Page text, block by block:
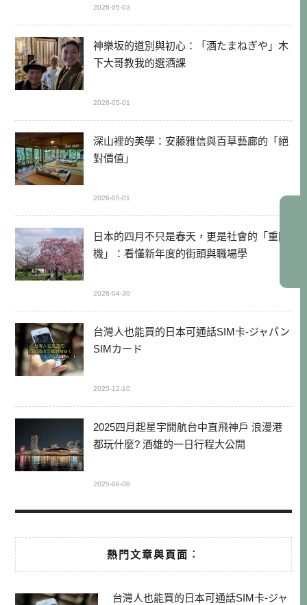
2026-05-03
神樂坂的道別與初心：「酒たまねぎや」木
下大哥教我的選酒課
2026-05-01
深山裡的美學：安藤雅信與百草藝廊的「絕
對價值」
2026-05-01
日本的四月不只是春天，更是社會的「重開
機」：看懂新年度的街頭與職場學
2026-04-30
台灣人也能買的日本可通話SIM卡-ジャパン
SIMカード
2025-12-10
2025四月起星宇開航台中直飛神戶 浪漫港
都玩什麼? 酒雄的一日行程大公開
2025-06-08
熱門文章與頁面︰
台灣人也能買的日本可通話SIM卡-ジャ